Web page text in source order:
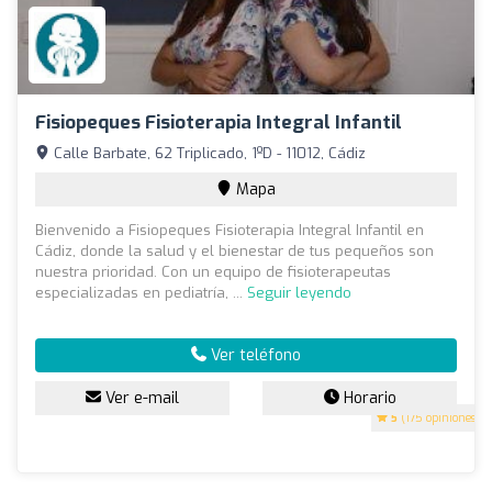
Fisiopeques Fisioterapia Integral Infantil
5 (175 opiniones)
Calle Barbate, 62 Triplicado, 1ºD - 11012, Cádiz
Mapa
Bienvenido a Fisiopeques Fisioterapia Integral Infantil en
Cádiz, donde la salud y el bienestar de tus pequeños son
nuestra prioridad. Con un equipo de fisioterapeutas
especializadas en pediatría, ... Seguir leyendo
Ver teléfono
Ver e-mail Horario